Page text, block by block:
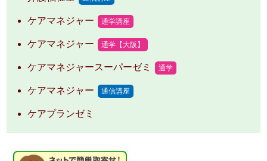
ケアマネジャー 通学講座
ケアマネジャー 通学【大阪】
ケアマネジャースーパーゼミ 通学
ケアマネジャー 通信講座
ケアプランゼミ